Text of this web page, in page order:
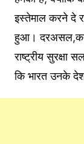
इस्तेमाल करने दे
हुआ।
राष्‍ट्रीय सुरक्षा
कि भारत उनके